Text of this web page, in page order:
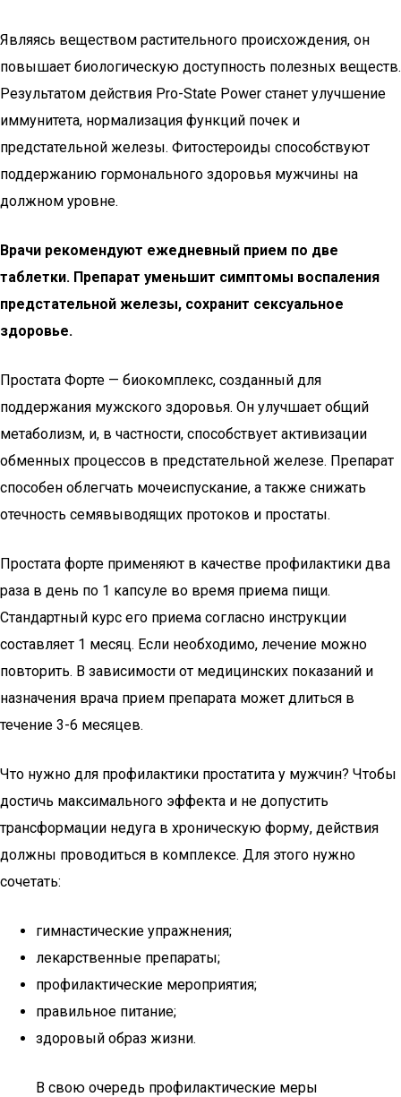
Являясь веществом растительного происхождения, он
повышает биологическую доступность полезных веществ.
Результатом действия Pro-State Power станет улучшение
иммунитета, нормализация функций почек и
предстательной железы. Фитостероиды способствуют
поддержанию гормонального здоровья мужчины на
должном уровне.
Врачи рекомендуют ежедневный прием по две
таблетки. Препарат уменьшит симптомы воспаления
предстательной железы, сохранит сексуальное
здоровье.
Простата Форте — биокомплекс, созданный для
поддержания мужского здоровья. Он улучшает общий
метаболизм, и, в частности, способствует активизации
обменных процессов в предстательной железе. Препарат
способен облегчать мочеиспускание, а также снижать
отечность семявыводящих протоков и простаты.
Простата форте применяют в качестве профилактики два
раза в день по 1 капсуле во время приема пищи.
Стандартный курс его приема согласно инструкции
составляет 1 месяц. Если необходимо, лечение можно
повторить. В зависимости от медицинских показаний и
назначения врача прием препарата может длиться в
течение 3-6 месяцев.
Что нужно для профилактики простатита у мужчин? Чтобы
достичь максимального эффекта и не допустить
трансформации недуга в хроническую форму, действия
должны проводиться в комплексе. Для этого нужно
сочетать:
гимнастические упражнения;
лекарственные препараты;
профилактические мероприятия;
правильное питание;
здоровый образ жизни.
В свою очередь профилактические меры